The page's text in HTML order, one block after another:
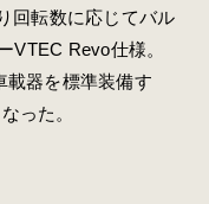
回転数に応じてバル
Revo仕様。
載器を標準装備す
った。